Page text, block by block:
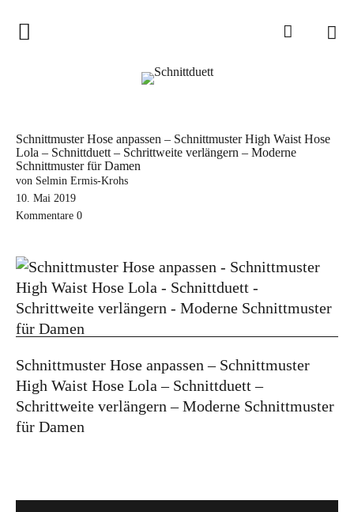
Home
Schnittduett Magazin
Stoffempfehlungen
Tipps zur Schnittanpassung
Bye!
Schnittmuster Hose anpassen – Schnittmuster High Waist Hose
Lola – Schnittduett – Schrittweite verlängern – Moderne
Schnittmuster für Damen
von Selmin Ermis-Krohs
10. Mai 2019
Kommentare 0
Schnittmuster Hose anpassen – Schnittmuster
High Waist Hose Lola – Schnittduett –
Schrittweite verlängern – Moderne Schnittmuster
für Damen